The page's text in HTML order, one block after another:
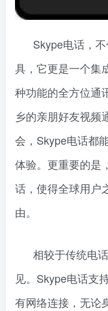
Skype电话，
具，它更是一个集
种功能的全方位通
乡的亲朋好友视频
会，Skype电话都
体验。更重要的是
话，使得全球用户
由。
相较于传统电
见。Skype电话支
有网络连接，无论